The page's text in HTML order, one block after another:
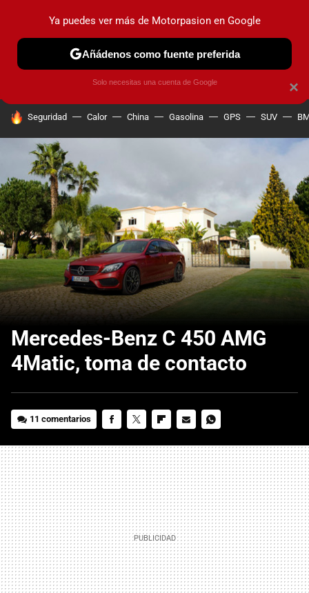
PRUEBAS COCHES ELÉCTRICOS OBSERVATORIO
HOY SE HABLA DE
Seguridad Calor China Gasolina GPS SUV
Mercedes-Benz C 450 AMG
4Matic, toma de contacto
11 comentarios
MAIL
×
Ya puedes ver más de Motorpasion en Google
Añádenos como fuente preferida
Solo necesitas una cuenta de Google